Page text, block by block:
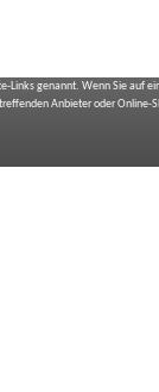
Links genannt. Wenn Sie auf
Anbieter oder Online-